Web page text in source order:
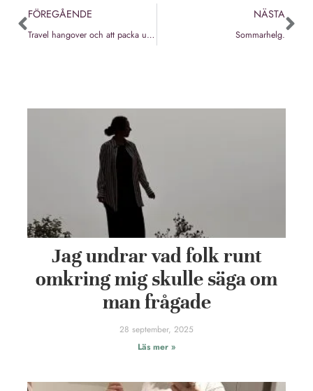
FÖREGÅENDE
Travel hangover och att packa upp resväskan.
NÄSTA
Sommarhelg.
Jag undrar vad folk runt
omkring mig skulle säga om
man frågade
28 september, 2025
Läs mer »